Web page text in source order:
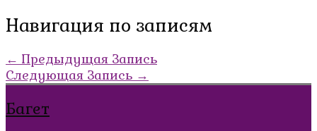
Навигация по записям
← Предыдущая Запись
Следующая Запись →
Багет